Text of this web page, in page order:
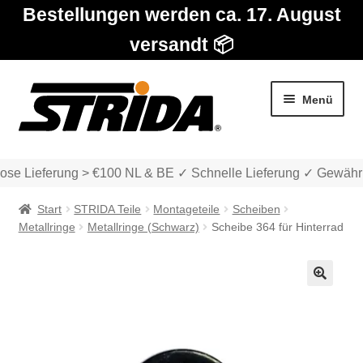
Bestellungen werden ca. 17. August
versandt 📦
Zur
Navigation
springen
Zum
Inhalt
springen
Menü
Lieferung > €100 NL & BE ✓ Schnelle Lieferung ✓
Start STRIDA Teile Montageteile
Scheiben
Metallringe
Metallringe (Schwarz) Scheibe 364 für Hinterrad